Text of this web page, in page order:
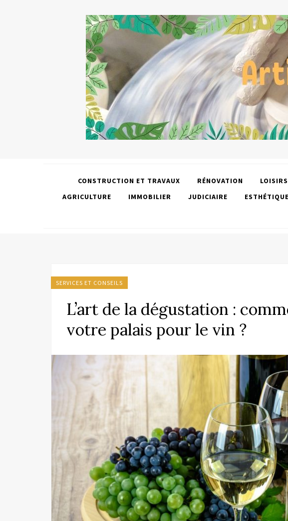
CONSTRUCTION ET TRAVAUX RÉNOVATION LOISIRS
AGRICULTURE
IMMOBILIER JUDICIAIRE ESTHÉTIQUE
SERVICES ET CONSEILS
L’art de la dégustation :
votre palais pour le vin ?